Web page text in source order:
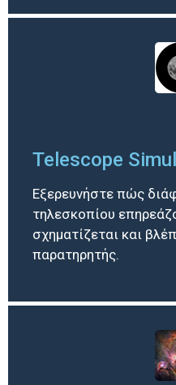
Telescope
Εξερευνήστε πώς
τηλεσκοπίου
σχηματίζεται και
παρατηρητής.